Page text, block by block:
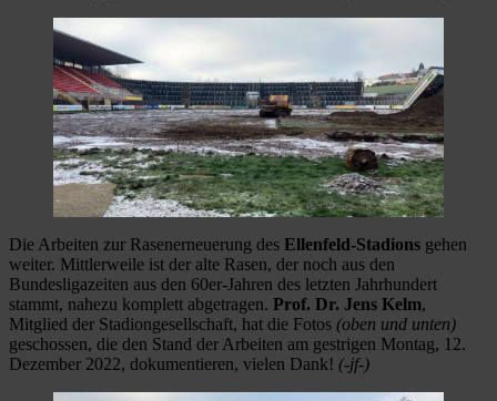
Die Arbeiten zur Rasenerneuerung des Ellenfeld-Stadions gehen
weiter. Mittlerweile ist der alte Rasen, der noch aus den
Bundesligazeiten aus den 60er-Jahren des letzten Jahrhundert
stammt, nahezu komplett abgetragen. Prof. Dr. Jens Kelm,
Mitglied der Stadiongesellschaft, hat die Fotos (oben und unten)
geschossen, die den Stand der Arbeiten am gestrigen Montag, 12.
Dezember 2022, dokumentieren, vielen Dank! (-jf-)